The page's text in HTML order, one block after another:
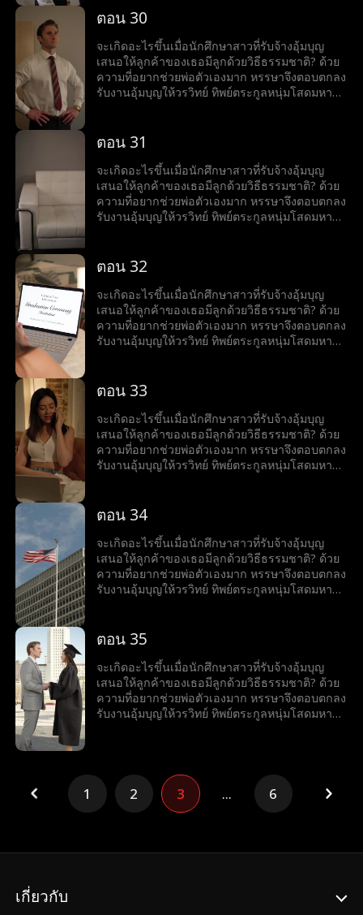
เลือนลาง หรรษาก็พบว่าตัวเองไม่อาจต้านทาน
รวิทย์รู้สึกเหมือนกันหรือเปล่า?
ตอน 30
จะเกิดอะไรขึ้นเมื่อนักศึกษาสาวที่รับจ้างอุ้มบุญ
เสนอให้ลูกค้าของเธอมีลูกด้วยวิธีธรรมชาติ? ด้วย
ความที่อยากช่วยพ่อตัวเองมาก หรรษาจึงตอบตกลง
รับงานอุ้มบุญให้วรวิทย์ ทิพย์ตระกูลหนุ่มโสดมหา
เลือนลาง หรรษาก็พบว่าตัวเองไม่อาจต้านทาน
รวิทย์รู้สึกเหมือนกันหรือเปล่า?
ตอน 31
จะเกิดอะไรขึ้นเมื่อนักศึกษาสาวที่รับจ้างอุ้มบุญ
เสนอให้ลูกค้าของเธอมีลูกด้วยวิธีธรรมชาติ? ด้วย
ความที่อยากช่วยพ่อตัวเองมาก หรรษาจึงตอบตกลง
รับงานอุ้มบุญให้วรวิทย์ ทิพย์ตระกูลหนุ่มโสดมหา
เลือนลาง หรรษาก็พบว่าตัวเองไม่อาจต้านทาน
รวิทย์รู้สึกเหมือนกันหรือเปล่า?
ตอน 32
จะเกิดอะไรขึ้นเมื่อนักศึกษาสาวที่รับจ้างอุ้มบุญ
เสนอให้ลูกค้าของเธอมีลูกด้วยวิธีธรรมชาติ? ด้วย
ความที่อยากช่วยพ่อตัวเองมาก หรรษาจึงตอบตกลง
รับงานอุ้มบุญให้วรวิทย์ ทิพย์ตระกูลหนุ่มโสดมหา
เลือนลาง หรรษาก็พบว่าตัวเองไม่อาจต้านทาน
รวิทย์รู้สึกเหมือนกันหรือเปล่า?
ตอน 33
จะเกิดอะไรขึ้นเมื่อนักศึกษาสาวที่รับจ้างอุ้มบุญ
เสนอให้ลูกค้าของเธอมีลูกด้วยวิธีธรรมชาติ? ด้วย
ความที่อยากช่วยพ่อตัวเองมาก หรรษาจึงตอบตกลง
รับงานอุ้มบุญให้วรวิทย์ ทิพย์ตระกูลหนุ่มโสดมหา
เลือนลาง หรรษาก็พบว่าตัวเองไม่อาจต้านทาน
รวิทย์รู้สึกเหมือนกันหรือเปล่า?
ตอน 34
จะเกิดอะไรขึ้นเมื่อนักศึกษาสาวที่รับจ้างอุ้มบุญ
เสนอให้ลูกค้าของเธอมีลูกด้วยวิธีธรรมชาติ? ด้วย
ความที่อยากช่วยพ่อตัวเองมาก หรรษาจึงตอบตกลง
รับงานอุ้มบุญให้วรวิทย์ ทิพย์ตระกูลหนุ่มโสดมหา
เลือนลาง หรรษาก็พบว่าตัวเองไม่อาจต้านทาน
รวิทย์รู้สึกเหมือนกันหรือเปล่า?
ตอน 35
จะเกิดอะไรขึ้นเมื่อนักศึกษาสาวที่รับจ้างอุ้มบุญ
เสนอให้ลูกค้าของเธอมีลูกด้วยวิธีธรรมชาติ? ด้วย
ความที่อยากช่วยพ่อตัวเองมาก หรรษาจึงตอบตกลง
รับงานอุ้มบุญให้วรวิทย์ ทิพย์ตระกูลหนุ่มโสดมหา
เสน่ห์ของวรวิทย์ได้ แต่ลึก ๆ ในใจก็ยังมีคำถามว่าว
รวิทย์รู้สึกเหมือนกันหรือเปล่า?
1 2 3 ... 6
เกี่ยวกับ